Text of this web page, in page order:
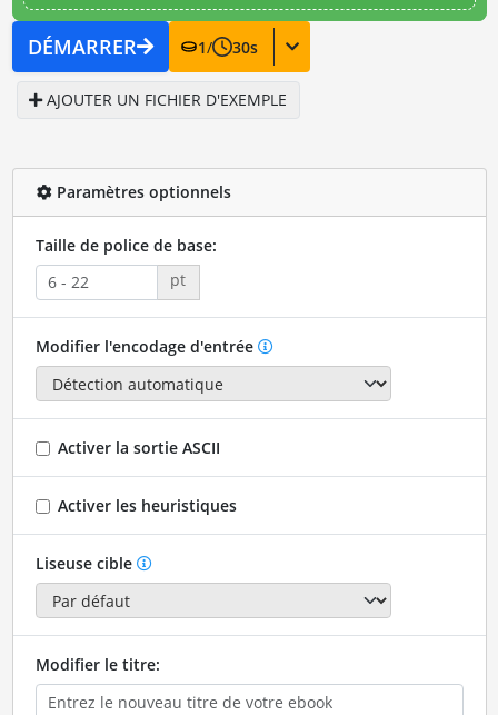
DÉMARRER 1/ 30s
AJOUTER UN FICHIER D'EXEMPLE
Paramètres optionnels
Taille de police de base:
pt
Modifier l'encodage d'entrée
Activer la sortie ASCII
Activer les heuristiques
Liseuse cible
Modifier le titre: